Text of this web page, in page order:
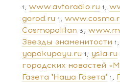
1 www.avtoradio.ru 1
gorod.ru 1
Cosmopolitan 3
Звезды знаменитости 1
yapokupayu.ru 1 ysia.ru
городских новостей
Газета "Наша Газета" 1